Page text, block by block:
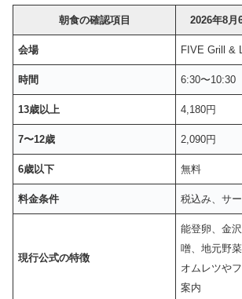
朝食の確認項目 2026年8月
会場 FIVE Grill &
時間 6:30〜10:30
13歳以上 4,180円
7〜12歳 2,090円
6歳以下 無料
料金条件 税込み、サ
現行公式の特徴
能登卵、金
噌、地元野
オムレツや
案内